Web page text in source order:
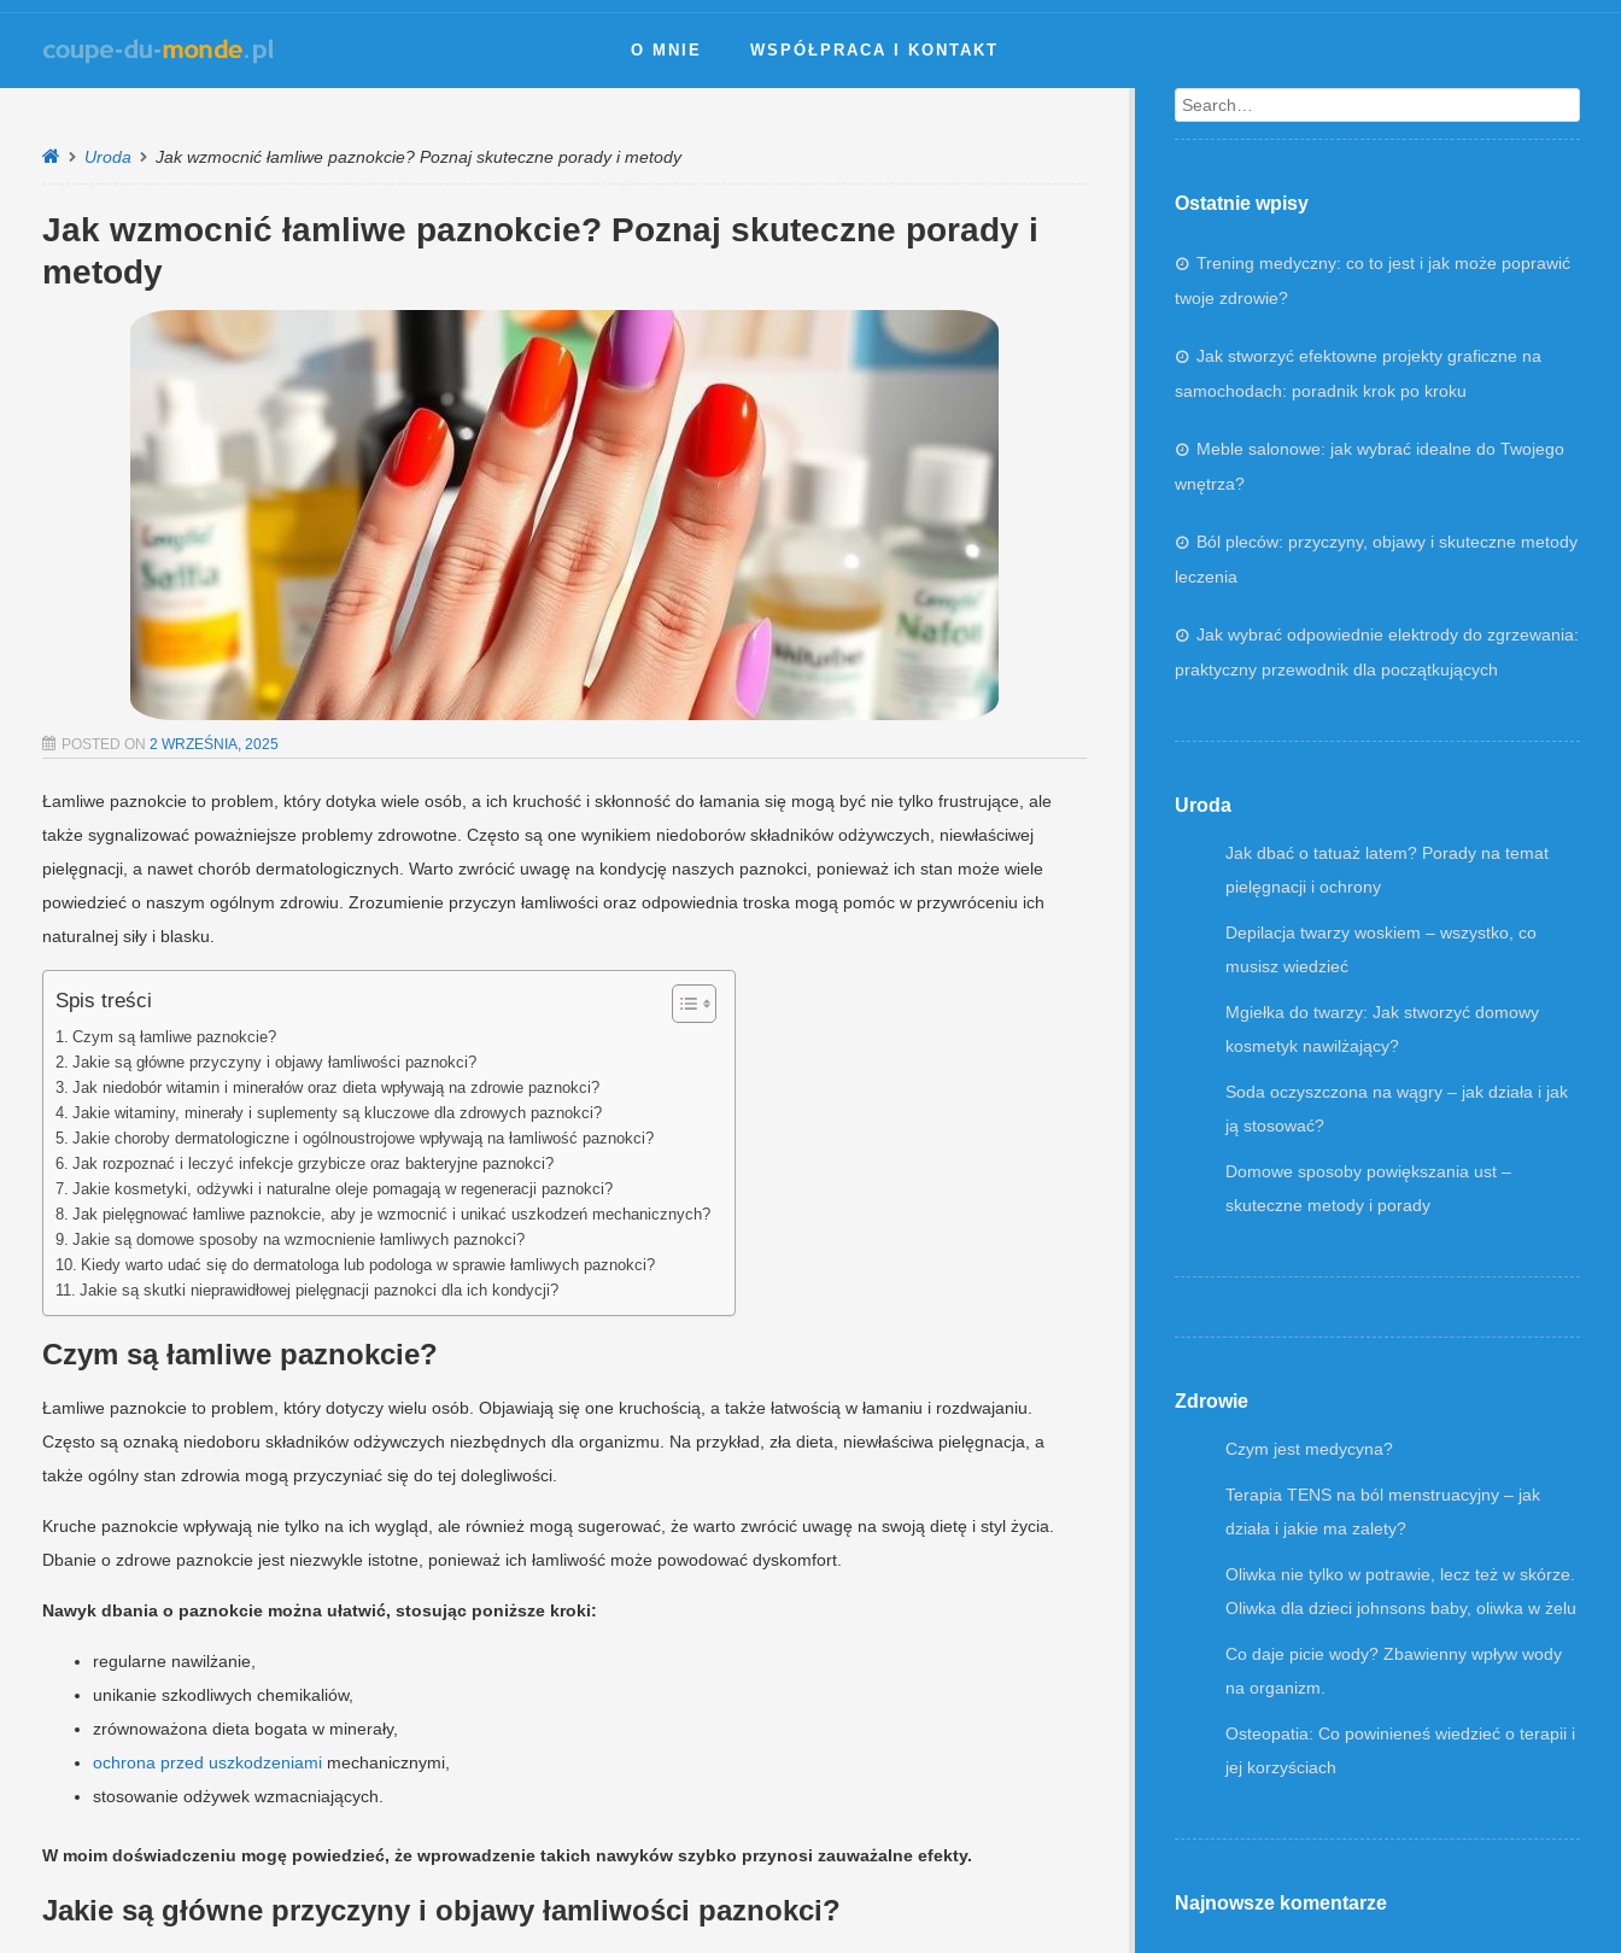
O MNIE WSPÓŁPRACA I KONTAKT
Uroda Jak wzmocnić łamliwe paznokcie? Poznaj skuteczne porady i metody
Jak wzmocnić łamliwe paznokcie? Poznaj skuteczne porady i
metody
POSTED ON 2 WRZEŚNIA, 2025
Łamliwe paznokcie to problem, który dotyka wiele osób, a ich kruchość i skłonność do łamania się mogą być nie tylko frustrujące, ale
także sygnalizować poważniejsze problemy zdrowotne. Często są one wynikiem niedoborów składników odżywczych, niewłaściwej
pielęgnacji, a nawet chorób dermatologicznych. Warto zwrócić uwagę na kondycję naszych paznokci, ponieważ ich stan może wiele
powiedzieć o naszym ogólnym zdrowiu. Zrozumienie przyczyn łamliwości oraz odpowiednia troska mogą pomóc w przywróceniu ich
naturalnej siły i blasku.
Spis treści
Czym są łamliwe paznokcie?
Jakie są główne przyczyny i objawy łamliwości paznokci?
Jak niedobór witamin i minerałów oraz dieta wpływają na zdrowie paznokci?
Jakie witaminy, minerały i suplementy są kluczowe dla zdrowych paznokci?
Jakie choroby dermatologiczne i ogólnoustrojowe wpływają na łamliwość paznokci?
Jak rozpoznać i leczyć infekcje grzybicze oraz bakteryjne paznokci?
Jakie kosmetyki, odżywki i naturalne oleje pomagają w regeneracji paznokci?
Jak pielęgnować łamliwe paznokcie, aby je wzmocnić i unikać uszkodzeń mechanicznych?
Jakie są domowe sposoby na wzmocnienie łamliwych paznokci?
Kiedy warto udać się do dermatologa lub podologa w sprawie łamliwych paznokci?
Jakie są skutki nieprawidłowej pielęgnacji paznokci dla ich kondycji?
Czym są łamliwe paznokcie?
Łamliwe paznokcie to problem, który dotyczy wielu osób. Objawiają się one kruchością, a także łatwością w łamaniu i rozdwajaniu.
Często są oznaką niedoboru składników odżywczych niezbędnych dla organizmu. Na przykład, zła dieta, niewłaściwa pielęgnacja, a
także ogólny stan zdrowia mogą przyczyniać się do tej dolegliwości.
Kruche paznokcie wpływają nie tylko na ich wygląd, ale również mogą sugerować, że warto zwrócić uwagę na swoją dietę i styl życia.
Dbanie o zdrowe paznokcie jest niezwykle istotne, ponieważ ich łamliwość może powodować dyskomfort.
Nawyk dbania o paznokcie można ułatwić, stosując poniższe kroki:
regularne nawilżanie,
unikanie szkodliwych chemikaliów,
zrównoważona dieta bogata w minerały,
ochrona przed uszkodzeniami mechanicznymi,
stosowanie odżywek wzmacniających.
W moim doświadczeniu mogę powiedzieć, że wprowadzenie takich nawyków szybko przynosi zauważalne efekty.
Jakie są główne przyczyny i objawy łamliwości paznokci?
Search
Ostatnie wpisy
Trening medyczny: co to jest i jak może poprawić
twoje zdrowie?
Jak stworzyć efektowne projekty graficzne na
samochodach: poradnik krok po kroku
Meble salonowe: jak wybrać idealne do Twojego
wnętrza?
Ból pleców: przyczyny, objawy i skuteczne metody
leczenia
Jak wybrać odpowiednie elektrody do zgrzewania:
praktyczny przewodnik dla początkujących
Uroda
Jak dbać o tatuaż latem? Porady na temat
pielęgnacji i ochrony
Depilacja twarzy woskiem – wszystko, co
musisz wiedzieć
Mgiełka do twarzy: Jak stworzyć domowy
kosmetyk nawilżający?
Soda oczyszczona na wągry – jak działa i jak
ją stosować?
Domowe sposoby powiększania ust –
skuteczne metody i porady
Zdrowie
Czym jest medycyna?
Terapia TENS na ból menstruacyjny – jak
działa i jakie ma zalety?
Oliwka nie tylko w potrawie, lecz też w skórze.
Oliwka dla dzieci johnsons baby, oliwka w żelu
Co daje picie wody? Zbawienny wpływ wody
na organizm.
Osteopatia: Co powinieneś wiedzieć o terapii i
jej korzyściach
Najnowsze komentarze